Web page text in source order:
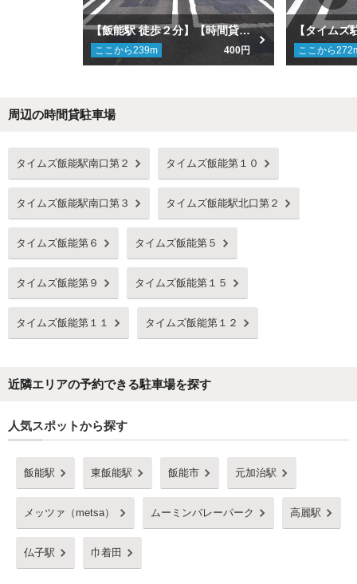
【飯能駅 徒歩２分】【時間貸併設】タイムズ飯能第５駐車場
ここから239m 400円 ここから272
周辺の時間貸駐車場
タイムズ飯能駅南口第２ タイムズ飯能第１０
タイムズ飯能駅南口第３ タイムズ飯能駅北口第２
タイムズ飯能第６ タイムズ飯能第５
タイムズ飯能第９ タイムズ飯能第１５
タイムズ飯能第１１ タイムズ飯能第１２
近隣エリアの予約できる駐車場を探す
人気スポットから探す
飯能駅 東飯能駅 飯能市 元加治駅
メッツァ（metsa） ムーミンバレーパーク 高麗駅
仏子駅 巾着田